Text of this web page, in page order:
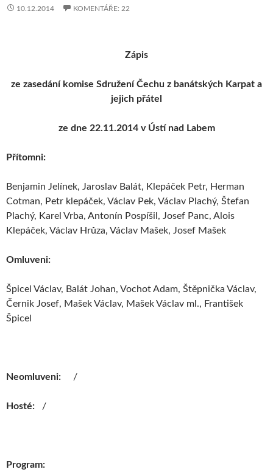
10.12.2014 KOMENTÁŘE: 22
Zápis
ze zasedání komise Sdružení Čechu z banátských Karpat a
jejich přátel
ze dne 22.11.2014 v Ústí nad Labem
Přítomni:
Benjamin Jelínek, Jaroslav Balát, Klepáček Petr, Herman
Cotman, Petr klepáček, Václav Pek, Václav Plachý, Štefan
Plachý, Karel Vrba, Antonín Pospíšil, Josef Panc, Alois
Klepáček, Václav Hrůza, Václav Mašek, Josef Mašek
Omluveni:
Špicel Václav, Balát Johan, Vochot Adam, Štěpnička Václav,
Černik Josef, Mašek Václav, Mašek Václav ml., František
Špicel
Neomluveni: /
Hosté: /
Program: